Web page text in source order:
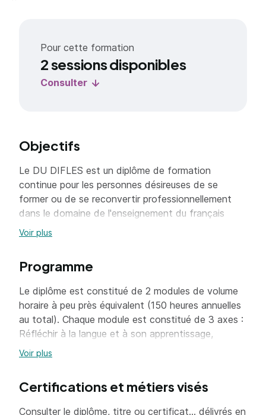
Pour cette formation
2 sessions disponibles
Consulter
Objectifs
Le DU DIFLES est un diplôme de formation
continue pour les personnes désireuses de se
former ou de se reconvertir professionnellement
dans le domaine de l'enseignement du français
langue étrangère et seconde.
compétence d'intervention et une réflexion en lien
avec l'enseignement du français oral et écrit à des
étrangers débutants ou se perfectionnant dans
l'apprentissage du français, en France ou à
l'étranger.
Voir plus
Programme
Le diplôme est constitué de 2 modules de volume
horaire à peu près équivalent (150 heures annuelles
au total). Chaque module est constitué de 3 axes :
Réfléchir à la langue et à son apprentissage,
développer des compétences méthodologiques de
comprennent l'apprentissage d'une langue inconnue,
des enseignements de méthodologie de
Voir plus
Certifications et métiers visés
Consulter le diplôme, titre ou certificat... délivrés en